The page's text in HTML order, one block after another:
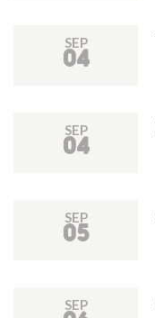
SEP
04
SEP
04
SEP
05
SEP